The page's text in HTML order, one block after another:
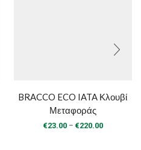
BRACCO ECO IATA Κλουβί
Μεταφοράς
€23.00 – €220.00Price